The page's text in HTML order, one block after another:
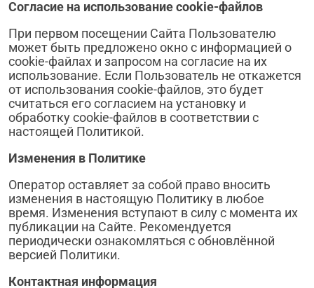
Согласие на использованиеcookie-файлов
При первом посещении Сайта Пользователю
может быть предложено окно с информацией о
cookie-файлах и запросом на согласие на их
использование. Если Пользователь не откажется
от использования cookie-файлов, это будет
считаться его согласием на установку и
обработку cookie-файлов в соответствии с
настоящей Политикой.
Изменения в Политике
Оператор оставляет за собой право вносить
изменения в настоящую Политику в любое
время. Изменения вступают в силу с момента их
публикации на Сайте. Рекомендуется
периодически ознакомляться с обновлённой
версией Политики.
Контактная информация